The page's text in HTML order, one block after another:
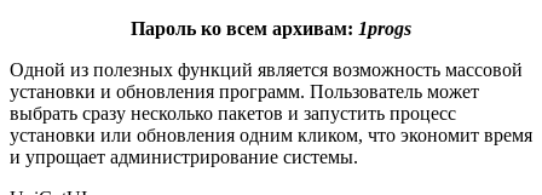
Пароль ко всем архивам: 1progs
Одной из полезных функций является возможность массовой
установки и обновления программ. Пользователь может
выбрать сразу несколько пакетов и запустить процесс
установки или обновления одним кликом, что экономит время
и упрощает администрирование системы.